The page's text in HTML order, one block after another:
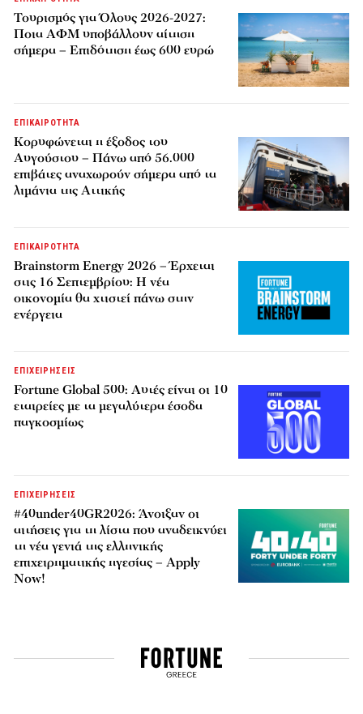
Τουρισμός για Όλους 2026-2027:
Ποια ΑΦΜ υποβάλλουν αίτηση
σήμερα – Επιδότηση έως 600 ευρώ
ΕΠΙΚΑΙΡΟΤΗΤΑ
Κορυφώνεται η έξοδος του
Αυγούστου – Πάνω από 56.000
επιβάτες αναχωρούν σήμερα από τα
λιμάνια της Αττικής
ΕΠΙΚΑΙΡΟΤΗΤΑ
Brainstorm Energy 2026 – Έρχεται
στις 16 Σεπτεμβρίου: Η νέα
οικονομία θα χτιστεί πάνω στην
ενέργεια
ΕΠΙΧΕΙΡΗΣΕΙΣ
Fortune Global 500: Αυτές είναι οι 10
εταιρείες με τα μεγαλύτερα έσοδα
παγκοσμίως
ΕΠΙΧΕΙΡΗΣΕΙΣ
#40under40GR2026: Άνοιξαν οι
αιτήσεις για τη λίστα που αναδεικνύει
τη νέα γενιά της ελληνικής
επιχειρηματικής ηγεσίας – Apply
Now!